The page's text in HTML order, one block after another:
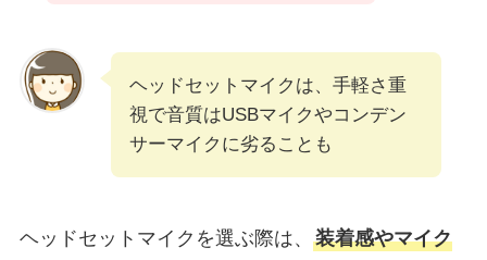
ヘッドセットマイクは、手軽さ重
視で音質はUSBマイクやコンデン
サーマイクに劣ることも
ヘッドセットマイクを選ぶ際は、 装着感やマイク